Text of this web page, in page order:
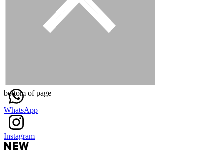
WhatsApp
Instagram
bottom of page